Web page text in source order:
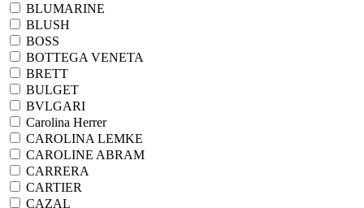
BLUMARINE
BLUSH
BOSS
BOTTEGA VENETA
BRETT
BULGET
BVLGARI
Carolina Herrer
CAROLINA LEMKE
CAROLINE ABRAM
CARRERA
CARTIER
CAZAL